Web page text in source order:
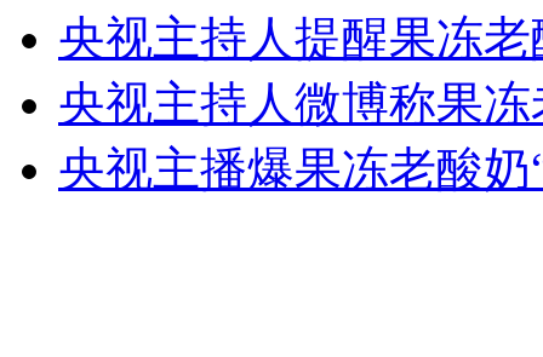
女孩北京地铁殴打老人 痛下狠手拳打脚踢
无痛分娩是否安全 医生回应
央视主持人提醒果冻
央视主持人微博称果
央视主播爆果冻老酸